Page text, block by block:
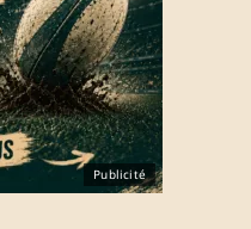
Publicité